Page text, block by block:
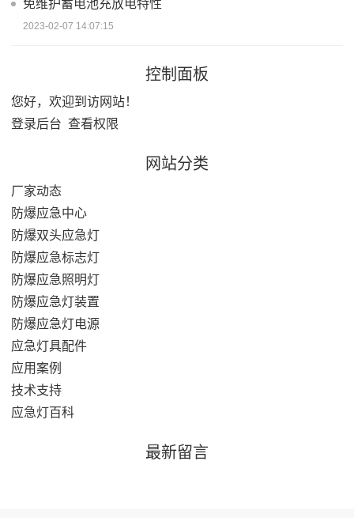
免维护蓄电池充放电特性
2023-02-07 14:07:15
控制面板
您好，欢迎到访网站！
登录后台 查看权限
网站分类
厂家动态
防爆应急中心
防爆双头应急灯
防爆应急标志灯
防爆应急照明灯
防爆应急灯装置
防爆应急灯电源
应急灯具配件
应用案例
技术支持
应急灯百科
最新留言